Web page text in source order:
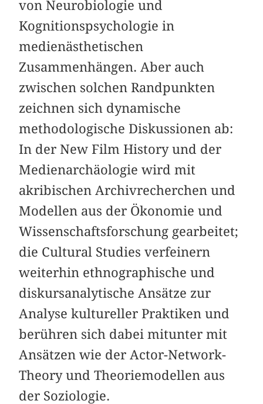
von Neurobiologie und
Kognitionspsychologie in
medienästhetischen
Zusammenhängen. Aber auch
zwischen solchen Randpunkten
zeichnen sich dynamische
methodologische Diskussionen ab:
In der New Film History und der
Medienarchäologie wird mit
akribischen Archivrecherchen und
Modellen aus der Ökonomie und
Wissenschaftsforschung gearbeitet;
die Cultural Studies verfeinern
weiterhin ethnographische und
diskursanalytische Ansätze zur
Analyse kultureller Praktiken und
berühren sich dabei mitunter mit
Ansätzen wie der Actor-Network-
Theory und Theoriemodellen aus
der Soziologie.